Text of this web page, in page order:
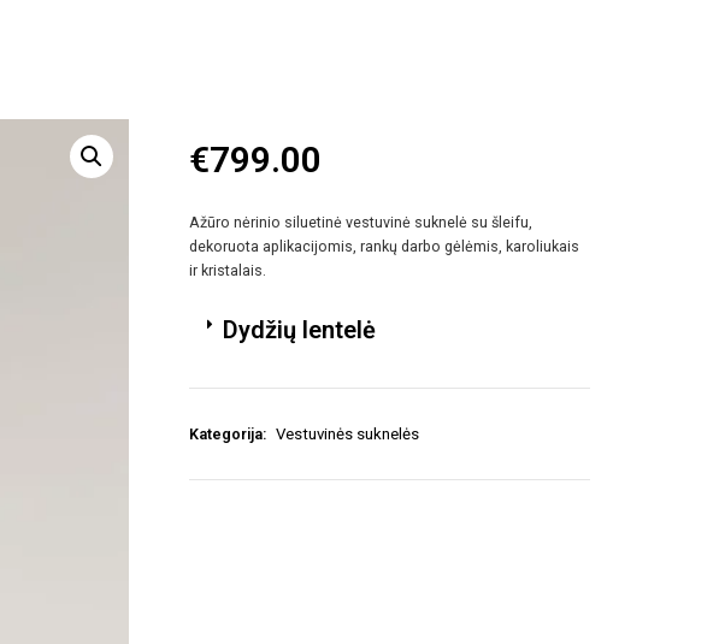
€799.00
Ažūro nėrinio siluetinė vestuvinė suknelė su šleifu,
dekoruota aplikacijomis, rankų darbo gėlėmis, karoliukais
ir kristalais.
Dydžių lentelė
Kategorija: Vestuvinės suknelės